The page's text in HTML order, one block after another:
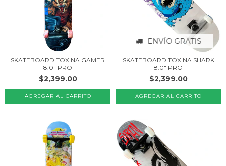
SKATEBOARD TOXINA GAMER
8.0" PRO
$2,399.00
ENVÍO GRATIS
SKATEBOARD TOXINA SHARK
8.0" PRO
$2,399.00